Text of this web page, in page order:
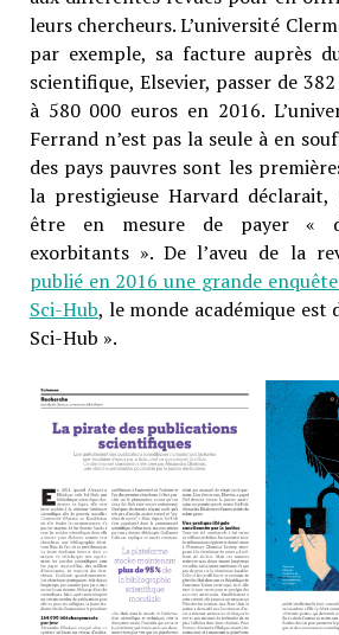
leurs chercheurs. L’université
par exemple, sa facture auprès
scientifique, Elsevier, passer de
à 580 000 euros en 2016.
Ferrand n’est pas la seule à en
des pays pauvres sont les
la prestigieuse Harvard
être en mesure de payer «
exorbitants ». De l’aveu de la
publié en 2016 une grande
Sci-Hub, le monde académique est
Sci-Hub ».